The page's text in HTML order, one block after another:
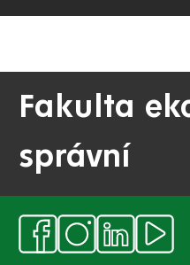
Fakulta
správní